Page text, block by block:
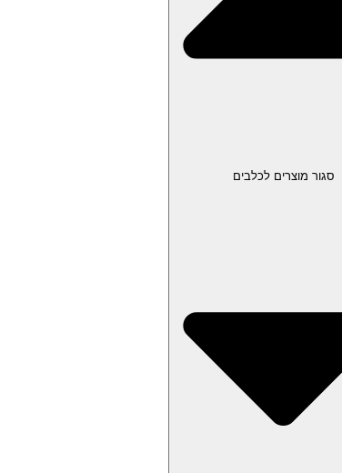
סגור מוצרים לכלבים